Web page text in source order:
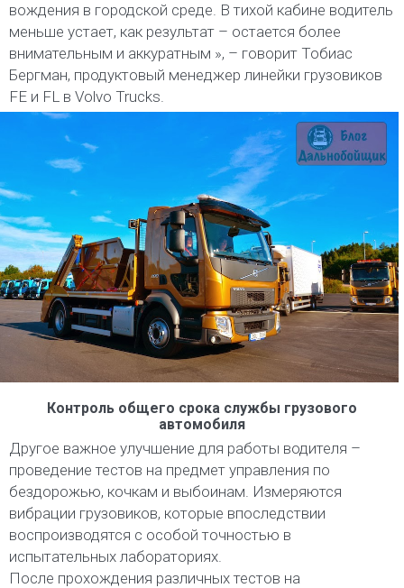
вождения в городской среде. В тихой кабине водитель
меньше устает, как результат – остается более
внимательным и аккуратным », – говорит Тобиас
Бергман, продуктовый менеджер линейки грузовиков
FE и FL в Volvo Trucks.
Контроль общего срока службы грузового
автомобиля
Другое важное улучшение для работы водителя –
проведение тестов на предмет управления по
бездорожью, кочкам и выбоинам. Измеряются
вибрации грузовиков, которые впоследствии
воспроизводятся с особой точностью в
испытательных лабораториях.
После прохождения различных тестов на